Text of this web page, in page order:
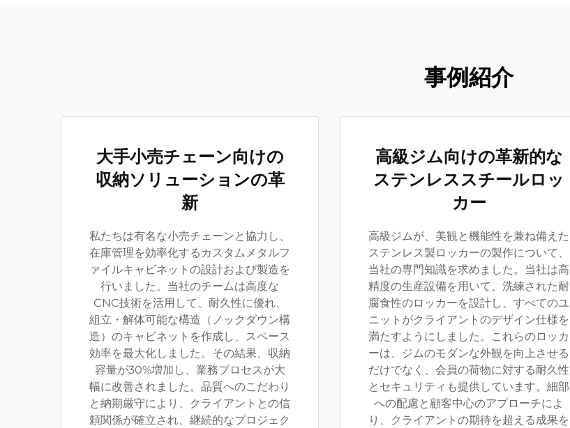
事例紹介
大手小売チェーン向けの
収納ソリューションの革
新
私たちは有名な小売チェーンと協力し、
在庫管理を効率化するカスタムメタルフ
ァイルキャビネットの設計および製造を
行いました。当社のチームは高度な
CNC技術を活用して、耐久性に優れ、
組立・解体可能な構造（ノックダウン構
造）のキャビネットを作成し、スペース
効率を最大化しました。その結果、収納
容量が30%増加し、業務プロセスが大
幅に改善されました。品質へのこだわり
と納期厳守により、クライアントとの信
頼関係が確立され、継続的なプロジェク
高級ジム向けの革新的な
ステンレススチールロッ
カー
高級ジムが、美観と機能性を兼ね備えた
ステンレス製ロッカーの製作について、
当社の専門知識を求めました。当社は高
精度の生産設備を用いて、洗練された耐
腐食性のロッカーを設計し、すべてのユ
ニットがクライアントのデザイン仕様を
満たすようにしました。これらのロッカ
ーは、ジムのモダンな外観を向上させる
だけでなく、会員の荷物に対する耐久性
とセキュリティも提供しています。細部
への配慮と顧客中心のアプローチによ
り、クライアントの期待を超える成果を